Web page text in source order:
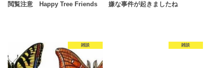
閲覧注意 Happy Tree Friends
嫌な事件が起きましたね
雑談 雑談